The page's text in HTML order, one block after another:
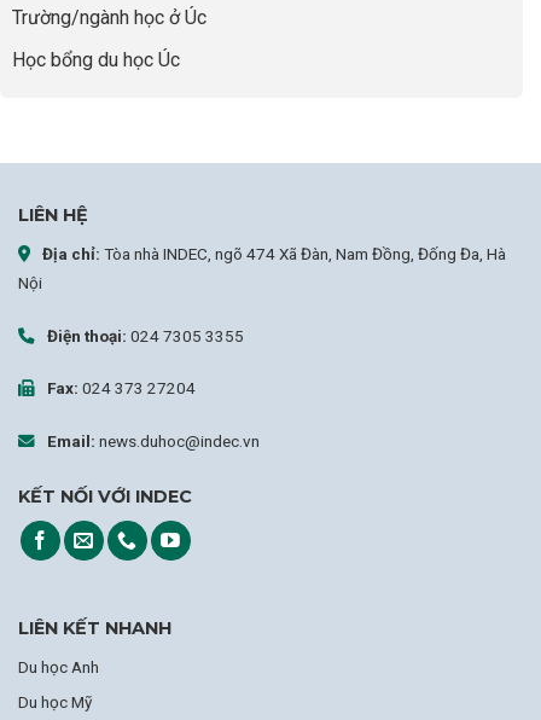
Trường/ngành học ở Úc
Học bổng du học Úc
LIÊN HỆ
Địa chỉ: Tòa nhà INDEC, ngõ 474 Xã Đàn, Nam Đồng, Đống Đa, Hà
Nội
Điện thoại: 024 7305 3355
Fax: 024 373 27204
Email: news.duhoc@indec.vn
KẾT NỐI VỚI INDEC
LIÊN KẾT NHANH
Du học Anh
Du học Mỹ